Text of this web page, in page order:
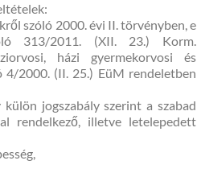
szóló 2000. évi II. törvényben, e
313/2011. (XII. 23.) Korm.
házi gyermekorvosi és
4/2000. (II. 25.) EüM rendeletben
jogszabály szerint a szabad
rendelkező, illetve letelepedett